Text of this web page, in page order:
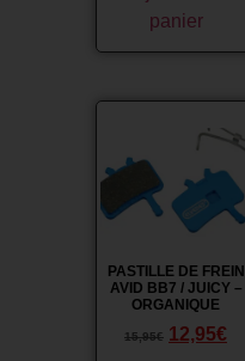
panier
PASTILLE DE FREIN
AVID BB7 / JUICY –
ORGANIQUE
15,95€ 12,95€